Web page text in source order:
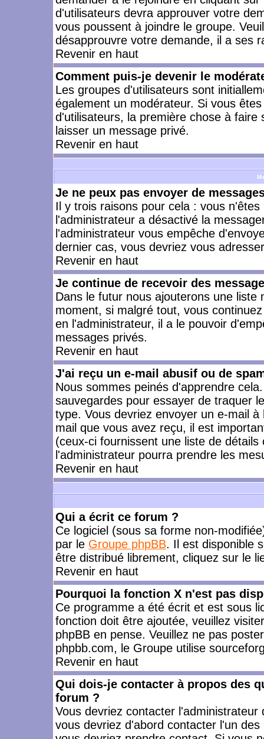
d'utilisateurs devra approuver votre
vous poussent à joindre le groupe.
désapprouvre votre demande, il a ses
Revenir en haut
Comment puis-je devenir le
Les groupes d'utilisateurs sont
également un modérateur. Si vous
d'utilisateurs, la première chose à
laisser un message privé.
Revenir en haut
Je ne peux pas envoyer de
Il y trois raisons pour cela : vous
l'administrateur a désactivé la
l'administrateur vous empêche
dernier cas, vous devriez vous
Revenir en haut
Je continue de recevoir des
Dans le futur nous ajouterons une
moment, si malgré tout, vous
en l'administrateur, il a le pouvoir
messages privés.
Revenir en haut
J'ai reçu un e-mail abusif ou de
Nous sommes peinés d'apprendre
sauvegardes pour essayer de traquer
type. Vous devriez envoyer un e-mail
mail que vous avez reçu, il est
(ceux-ci fournissent une liste de
l'administrateur pourra prendre les
Revenir en haut
Qui a écrit ce forum ?
Ce logiciel (sous sa forme non-
par le Groupe phpBB. Il est disponible
être distribué librement, cliquez sur le
Revenir en haut
Pourquoi la fonction X n'est pas
Ce programme a été écrit et est sous
fonction doit être ajoutée, veuillez
phpBB en pense. Veuillez ne pas
phpbb.com, le Groupe utilise
Revenir en haut
Qui dois-je contacter à propos des
forum ?
Vous devriez contacter
vous devriez d'abord contacter l'un